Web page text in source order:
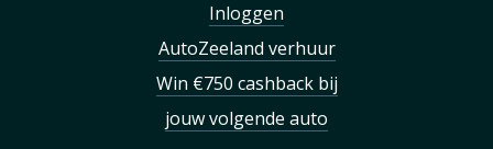
Inloggen
AutoZeeland verhuur
Win €750 cashback bij
jouw volgende auto